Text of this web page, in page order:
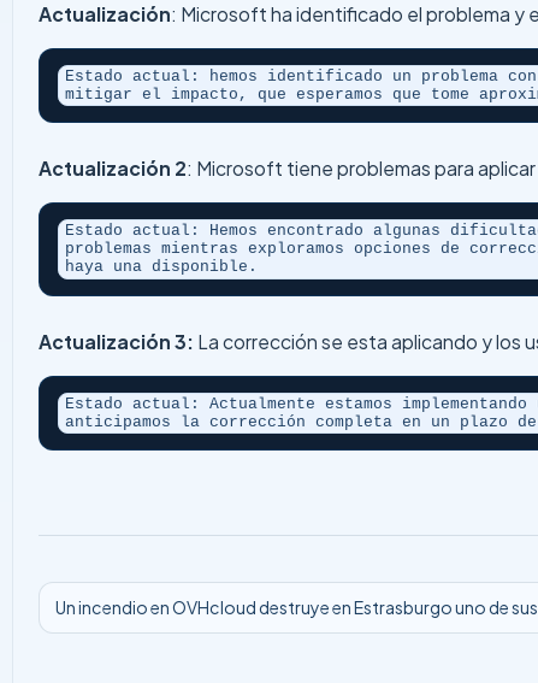
Actualización: Microsoft ha identificado el problema y
Estado actual: hemos identificado un problema
mitigar el impacto, que esperamos que tome
Actualización 2: Microsoft tiene problemas para
Estado actual: Hemos encontrado algunas
problemas mientras exploramos opciones de
haya una disponible.
Actualización 3: La corrección se esta aplicando y los
Estado actual: Actualmente estamos
anticipamos la corrección completa en un plazo
Un incendio en OVHcloud destruye en Estrasburgo uno de